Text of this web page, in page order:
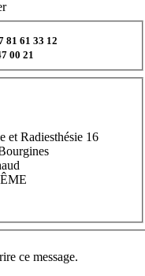
81 61 33 12
00 21
et Radiesthésie 16
ce message.